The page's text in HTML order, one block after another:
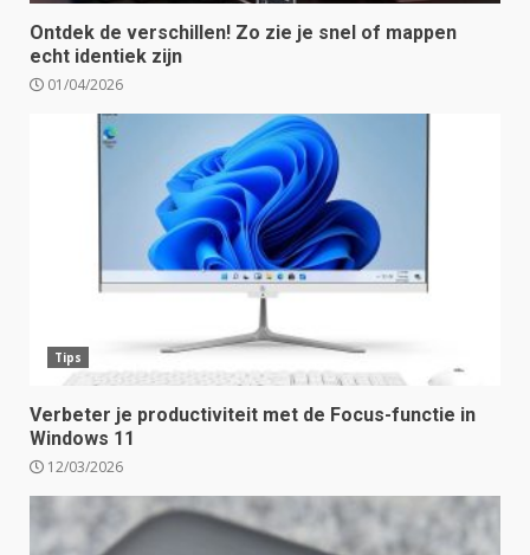
Ontdek de verschillen! Zo zie je snel of mappen
echt identiek zijn
01/04/2026
Tips
Verbeter je productiviteit met de Focus-functie in
Windows 11
12/03/2026